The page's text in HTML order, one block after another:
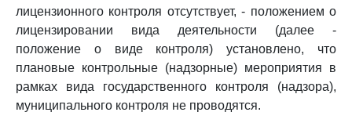
лицензионного контроля отсутствует, - положением о
лицензировании вида деятельности (далее -
положение о виде контроля) установлено, что
плановые контрольные (надзорные) мероприятия в
рамках вида государственного контроля (надзора),
муниципального контроля не проводятся.